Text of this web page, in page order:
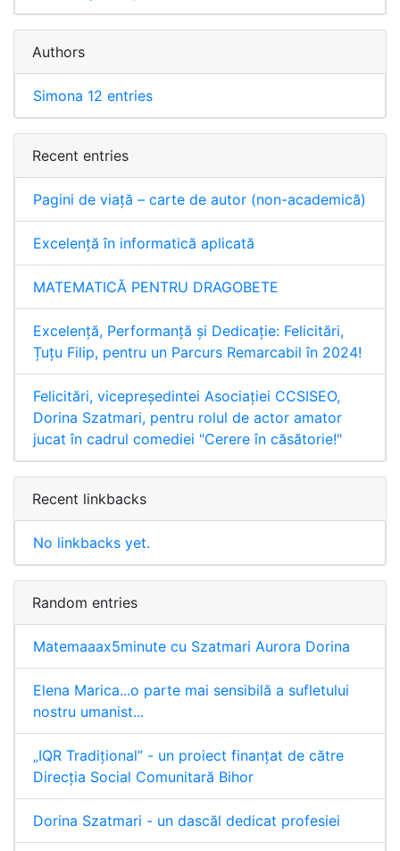
Authors
Simona 12 entries
Recent entries
Pagini de viață – carte de autor (non-academică)
Excelență în informatică aplicată
MATEMATICĂ PENTRU DRAGOBETE
Excelență, Performanță și Dedicație: Felicitări,
Țuțu Filip, pentru un Parcurs Remarcabil în 2024!
Felicitări, vicepreședintei Asociației CCSISEO,
Dorina Szatmari, pentru rolul de actor amator
jucat în cadrul comediei "Cerere în căsătorie!"
Recent linkbacks
No linkbacks yet.
Random entries
Matemaaax5minute cu Szatmari Aurora Dorina
Elena Marica...o parte mai sensibilă a sufletului
nostru umanist...
„IQR Tradiţional” - un proiect finanţat de către
Direcţia Social Comunitară Bihor
Dorina Szatmari - un dascăl dedicat profesiei